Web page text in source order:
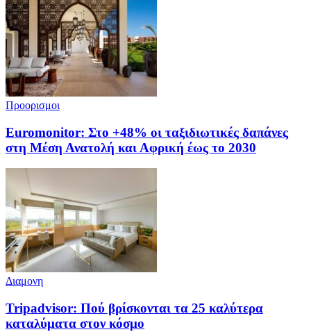
Προορισμοι
Euromonitor: Στο +48% οι ταξιδιωτικές δαπάνες
στη Μέση Ανατολή και Αφρική έως το 2030
Διαμονη
Tripadvisor: Πού βρίσκονται τα 25 καλύτερα
καταλύματα στον κόσμο